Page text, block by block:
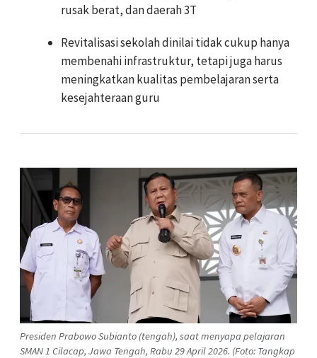
rusak berat, dan daerah 3T
Revitalisasi sekolah dinilai tidak cukup hanya
membenahi infrastruktur, tetapi juga harus
meningkatkan kualitas pembelajaran serta
kesejahteraan guru
Presiden Prabowo Subianto (tengah), saat menyapa pelajaran
SMAN 1 Cilacap, Jawa Tengah, Rabu 29 April 2026. (Foto: Tangkap